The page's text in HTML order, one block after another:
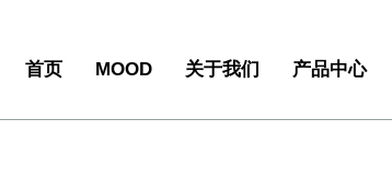
首页 MOOD 关于我们 产品中心